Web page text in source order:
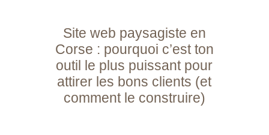
Site web paysagiste en
Corse : pourquoi c’est ton
outil le plus puissant pour
attirer les bons clients (et
comment le construire)